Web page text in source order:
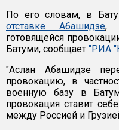
По его словам, в
отставке Абашидзе,
готовящейся
Батуми, сообщает "РИА
"Аслан Абашидзе
провокацию, в
военную базу в
провокация ставит
между Россией и